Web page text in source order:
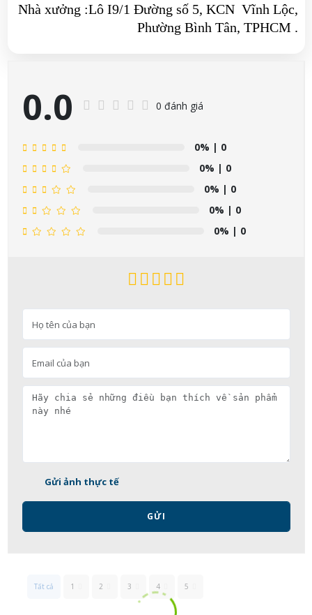
Nhà xưởng :Lô I9/1 Đường số 5, KCN Vĩnh Lộc,
Phường Bình Tân, TPHCM .
0.0 0 đánh giá
0% | 0
0% | 0
0% | 0
0% | 0
0% | 0
Gửi ảnh thực tế
GỬI
Tất cả 1 2 3 4 5